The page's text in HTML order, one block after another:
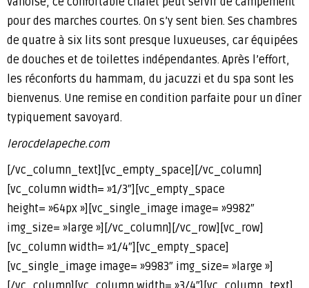
pour des marches courtes. On s’y sent bien. Ses chambres
de quatre à six lits sont presque luxueuses, car équipées
de douches et de toilettes indépendantes. Après l’effort,
les réconforts du hammam, du jacuzzi et du spa sont les
bienvenus. Une remise en condition parfaite pour un dîner
typiquement savoyard.
lerocdelapeche.com
[/vc_column_text][vc_empty_space][/vc_column]
[vc_column width= »1/3″][vc_empty_space
height= »64px »][vc_single_image image= »9982″
img_size= »large »][/vc_column][/vc_row][vc_row]
[vc_column width= »1/4″][vc_empty_space]
[vc_single_image image= »9983″ img_size= »large »]